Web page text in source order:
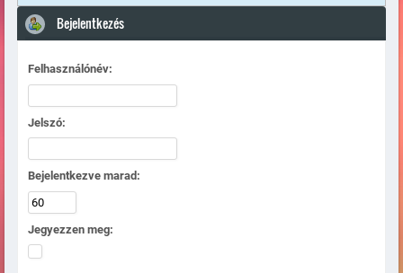
Bejelentkezés
Felhasználónév:
Jelszó:
Bejelentkezve marad:
Jegyezzen meg: